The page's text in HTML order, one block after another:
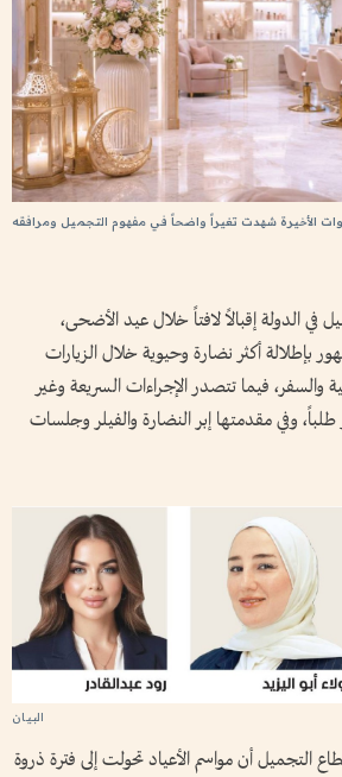
الأخيرة شهدت تغيراً واضحاً في مفهوم التجميل ومرافقه
في الدولة إقبالاً لافتاً خلال عيد الأضحى،
بإطلالة أكثر نضارة وحيوية خلال الزيارات
والسفر، فيما تتصدر الإجراءات السريعة وغير
طلباً، وفي مقدمتها إبر النضارة والفيلر وجلسات
التجميل أن مواسم الأعياد تحولت إلى فترة ذروة